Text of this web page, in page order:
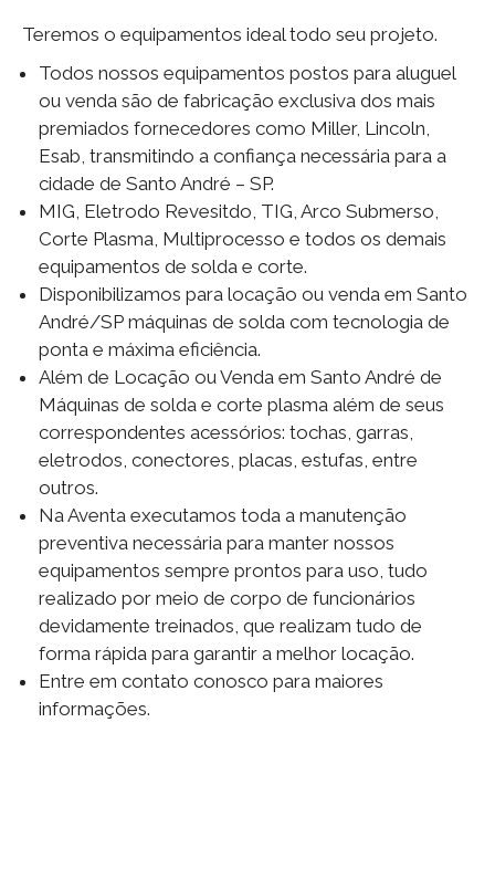
Teremos o equipamentos ideal todo seu projeto.
Todos nossos equipamentos postos para aluguel
ou venda são de fabricação exclusiva dos mais
premiados fornecedores como Miller, Lincoln,
Esab, transmitindo a confiança necessária para a
cidade de Santo André – SP.
MIG, Eletrodo Revesitdo, TIG, Arco Submerso,
Corte Plasma, Multiprocesso e todos os demais
equipamentos de solda e corte.
Disponibilizamos para locação ou venda em Santo
André/SP máquinas de solda com tecnologia de
ponta e máxima eficiência.
Além de Locação ou Venda em Santo André de
Máquinas de solda e corte plasma além de seus
correspondentes acessórios: tochas, garras,
eletrodos, conectores, placas, estufas, entre
outros.
Na Aventa executamos toda a manutenção
preventiva necessária para manter nossos
equipamentos sempre prontos para uso, tudo
realizado por meio de corpo de funcionários
devidamente treinados, que realizam tudo de
forma rápida para garantir a melhor locação.
Entre em contato conosco para maiores
informações.